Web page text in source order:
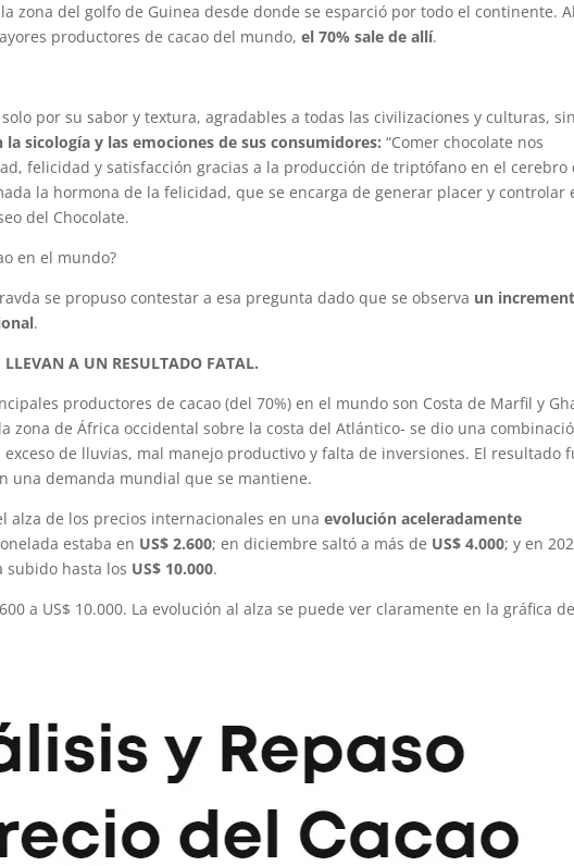
zona del golfo de Guinea desde donde se esparció por todo el continente.
productores de cacao del mundo,el 70% sale de allí.
por su sabor y textura, agradables a todas las civilizaciones y culturas,
la sicología y las emociones de sus consumidores: “Comer chocolate nos
felicidad y satisfacción gracias a la producción de triptófano en el cerebro
la hormona de la felicidad, que se encarga de generar placer y controlar
del Chocolate.
en el mundo?
se propuso contestar a esa pregunta dado que se observa un
.
A UN RESULTADO FATAL.
productores de cacao (del 70%) en el mundo son Costa de Marfil y
zona de África occidental sobre la costa del Atlántico- se dio una
de lluvias, mal manejo productivo y falta de inversiones. El resultado
una demanda mundial que se mantiene.
alza de los precios internacionales en unaevolución aceleradamente
estaba en US$ 2.600; en diciembre saltó a más de US$ 4.000; y en
subido hasta los US$ 10.000.
a US$ 10.000. La evolución al alza se puede ver claramente en la gráfica de